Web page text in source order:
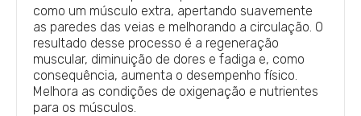
como um músculo extra, apertando suavemente
as paredes das veias e melhorando a circulação. O
resultado desse processo é a regeneração
muscular, diminuição de dores e fadiga e, como
consequência, aumenta o desempenho físico.
Melhora as condições de oxigenação e nutrientes
para os músculos.